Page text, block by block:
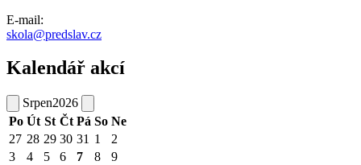
E-mail:
skola@predslav.cz
Kalendář akcí
Srpen2026
Po Út St Čt Pá So Ne
27 28 29 30 31 1
2
3
4 5 6 7 8
9